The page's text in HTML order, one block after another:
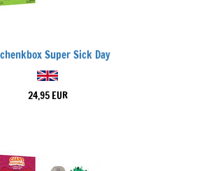
Super Sick Day
24,95 EUR